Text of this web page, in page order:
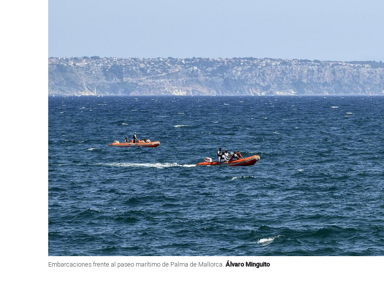
Embarcaciones frente al paseo marítimo de Palma de Mallorca. Álvaro Minguito